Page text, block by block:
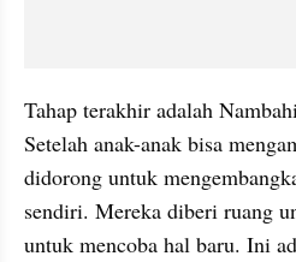
Tahap terakhir adalah
Setelah anak-anak bisa
didorong untuk
sendiri. Mereka diberi ruang
untuk mencoba hal baru. Ini